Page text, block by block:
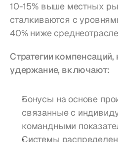
10-15% выше местных
сталкиваются с
40% ниже
Стратегии
удержание, включают:
Бонусы на основе
связанные с
командными
Системы